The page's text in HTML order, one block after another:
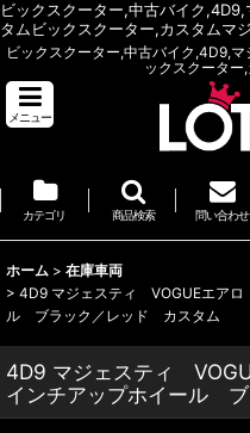
ビックスクーター,中古バイク
タムビックスクーター,カスタムマ
ビックスクーター,中古バイク,4D9,
ックスクーター
メニュー
カテゴリ 商品検索 問い合わせ
ホーム > 在庫車両
> 4D9 マジェスティ VOGUEエア
ル ブラック／レッド カスタム
4D9 マジェスティ
インチアップホイール